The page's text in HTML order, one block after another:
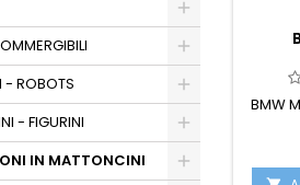
- ROBOTS
- FIGURINI
IN MATTONCINI
BMW